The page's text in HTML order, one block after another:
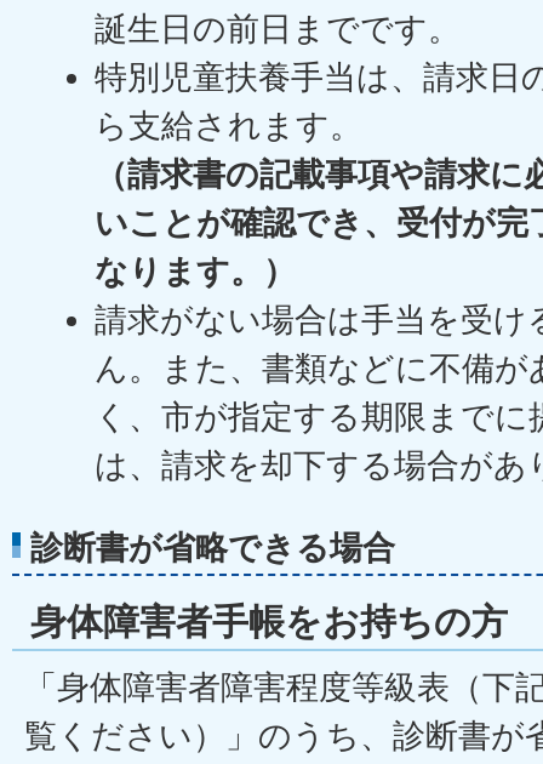
誕生日の前日までです。
特別児童扶養手当は、請求日
ら支給されます。
（請求書の記載事項や請求
いことが確認でき、受付が完
なります。）
請求がない場合は手当を受
ん。また、書類などに不備
く、市が指定する期限まで
は、請求を却下する場合があ
診断書が省略できる場合
身体障害者手帳をお持ちの方
「身体障害者障害程度等級表（下
覧ください）」のうち、診断書が